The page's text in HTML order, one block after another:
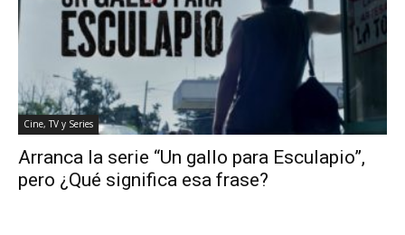
Cine, TV y Series
Arranca la serie “Un gallo para Esculapio”,
pero ¿Qué significa esa frase?